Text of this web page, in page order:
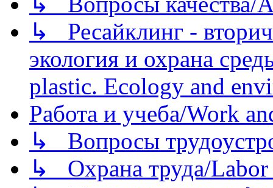
↳ Ресайклинг -
экология и охрана
plastic. Ecology and
Работа и учеба/Work
↳ Вопросы
↳ Охрана труда/Labor